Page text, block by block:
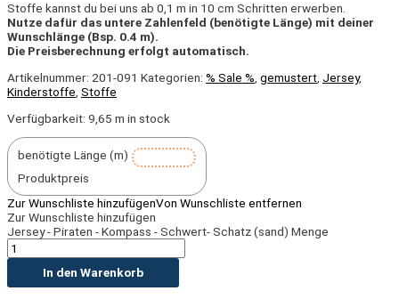
Stoffe kannst du bei uns ab 0,1 m in 10 cm Schritten erwerben.
Nutze dafür das untere Zahlenfeld (benötigte Länge) mit deiner
Wunschlänge (Bsp. 0.4 m).
Die Preisberechnung erfolgt automatisch.
Artikelnummer: 201-091 Kategorien: % Sale % gemustert Jersey,
Kinderstoffe Stoffe
Verfügbarkeit: 9,65 m in stock
benötigte Länge (m)
Produktpreis
Zur Wunschliste hinzufügenVon Wunschliste entfernen
Zur Wunschliste hinzufügen
Jersey - Piraten - Kompass - Schwert- Schatz (sand) Menge
In den Warenkorb